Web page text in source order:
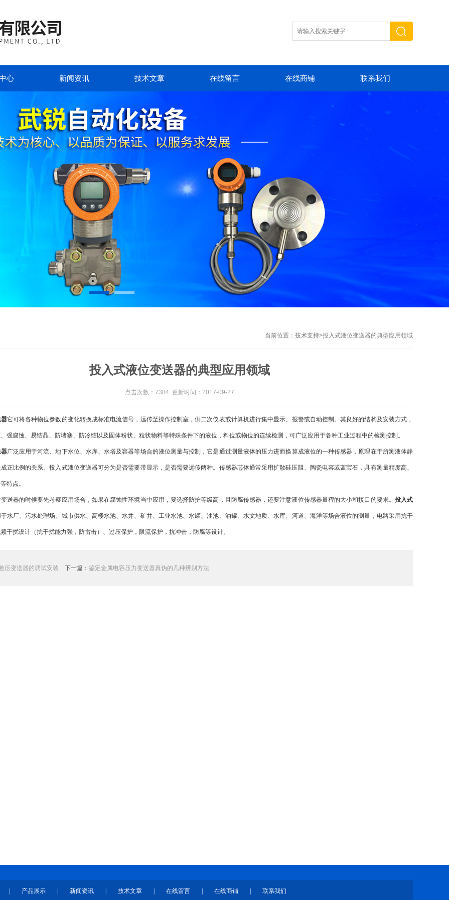
心 新闻资讯 技术文章 在线留言 在线商铺 联系我们
当前位置： 技术支持>投入式液位变送器的典型应用领域
投入式液位变送器的典型应用领域
点击次数：7384 更新时间：2017-09-27
它可将各种物位参数的变化转换成标准电流信号，远传至操作控制室，供二次仪表或计算机进行集中显示、报警或自动控制。其良好的结构及安装方式，
强腐蚀、易结晶、防堵塞、防冷结以及固体粉状、粒状物料等特殊条件下的液位，料位或物位的连续检测，可广泛应用于各种工业过程中的检测控制。
广泛应用于河流、地下水位、水库、水塔及容器等场合的液位测量与控制，它是通过测量液体的压力进而换算成液位的一种传感器，原理在于所测液体静
正比例的关系。投入式液位变送器可分为是否需要带显示，是否需要远传两种。传感器芯体通常采用扩散硅压阻、陶瓷电容或蓝宝石，具有测量精度高、
特点。
器的时候要先考察应用场合，如果在腐蚀性环境当中应用，要选择防护等级高，且防腐传感器，还要注意液位传感器量程的大小和接口的要求。 投入式
水厂、污水处理场、城市供水、高楼水池、水井、矿井、工业水池、水罐、油池、油罐、水文地质、水库、河道、海洋等场合液位的测量，电路采用抗干
干扰设计（抗干扰能力强，防雷击）、过压保护，限流保护，抗冲击，防腐等设计。
压变送器的调试安装 下一篇： 鉴定金属电容压力变送器真伪的几种辨别方法
产品展示 新闻资讯 技术文章 在线留言 在线商铺 联系我们